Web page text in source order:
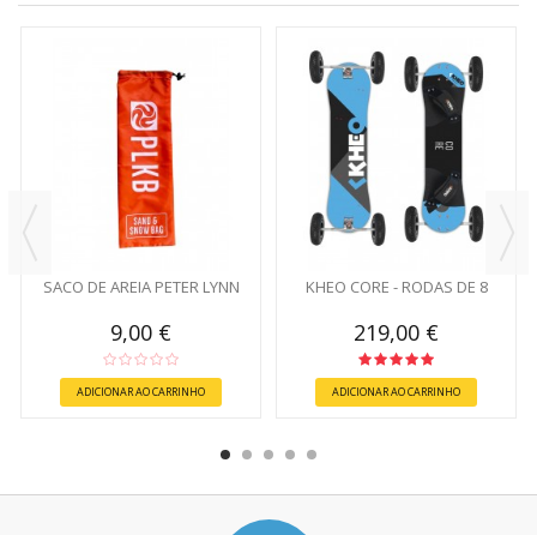
SACO DE AREIA PETER LYNN
9,00 €
ADICIONAR AO CARRINHO
KHEO CORE - RODAS DE 8
219,00 €
ADICIONAR AO CARRINHO